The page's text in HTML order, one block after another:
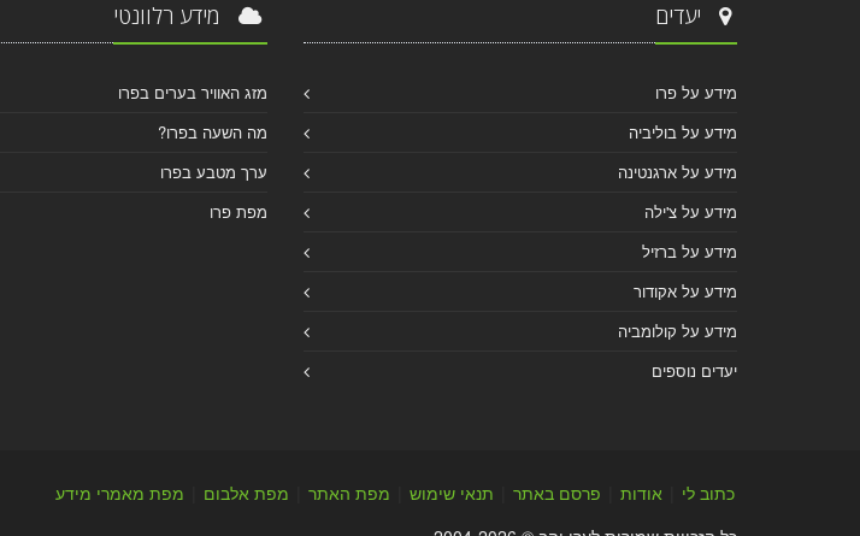
יעדים
מידע על פרו
מידע על בוליביה
מידע על ארגנטינה
מידע על צ'ילה
מידע על ברזיל
מידע על אקודור
מידע על קולומביה
יעדים נוספים
מידע רלוונטי
מזג האוויר בערים בפרו
מה השעה בפרו?
ערך מטבע בפרו
מפת פרו
כתוב לי אודות פרסם באתר תנאי שימוש מפת האתר מפת אלבום
מפת מאמרי מידע